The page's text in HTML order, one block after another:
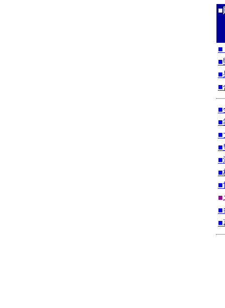
■
■
■
■
■
■
■
■
■
■
■
■
■
■
■